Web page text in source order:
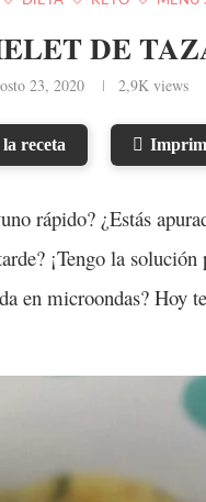
DE
23, 2020 2,9Kviews
receta
rápido? ¿Estás
¡Tengo la
en microondas? Hoy